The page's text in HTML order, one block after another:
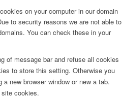
on your computer in our domain
to security reasons we are not able to
You can check these in your
of message bar and refuse all cookies
to store this setting. Otherwise you
new browser window or new a tab.
cookies.